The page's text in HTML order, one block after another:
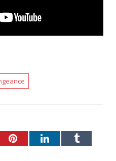
PinterestLinkedInTumblr